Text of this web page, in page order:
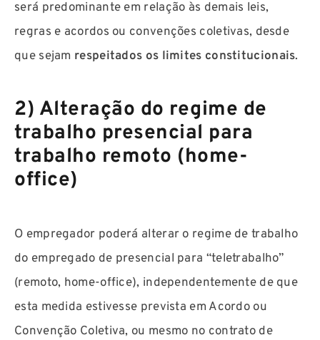
será predominante em relação às demais leis,
regras e acordos ou convenções coletivas, desde
que sejam respeitados os limites constitucionais.
2) Alteração do regime de
trabalho presencial para
trabalho remoto (home-
office)
O empregador poderá alterar o regime de trabalho
do empregado de presencial para “teletrabalho”
(remoto, home-office), independentemente de que
esta medida estivesse prevista em Acordo ou
Convenção Coletiva, ou mesmo no contrato de